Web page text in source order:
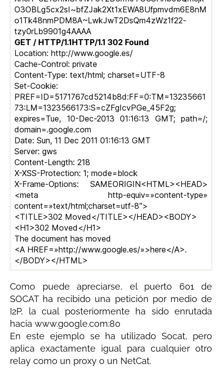
O3OBLg5cx2sI~bfZJak2Xt1xEWA8Ufpmvdm6E8nM
o1Tk48nmPDM8A~LwkJwT2DsQm4zWz1f22-
tzy0rLb9901g4AAAA
GET / HTTP/1.1HTTP/1.1 302 Found
Location: http://www.google.es/
Cache-Control: private
Content-Type: text/html; charset=UTF-8
Set-Cookie:
PREF=ID=5171767cd5214b8d:FF=0:TM=13235661
73:LM=1323566173:S=cZFgIcvPGe_45F2g;
expires=Tue, 10-Dec-2013 01:16:13 GMT; path=/;
domain=.google.com
Date: Sun, 11 Dec 2011 01:16:13 GMT
Server: gws
Content-Length: 218
X-XSS-Protection: 1; mode=block
X-Frame-Options: SAMEORIGIN<HTML><HEAD>
<meta http-equiv=»content-type»
content=»text/html;charset=utf-8″>
<TITLE>302 Moved</TITLE></HEAD><BODY>
<H1>302 Moved</H1>
The document has moved
<A HREF=»http://www.google.es/»>here</A>.
</BODY></HTML>
Como puede apreciarse, el puerto 601 de
SOCAT ha recibido una petición por medio de
I2P, la cual posteriormente ha sido enrutada
hacia www.google.com:80
En este ejemplo se ha utilizado Socat, pero
aplica exactamente igual para cualquier otro
relay como un proxy o un NetCat.